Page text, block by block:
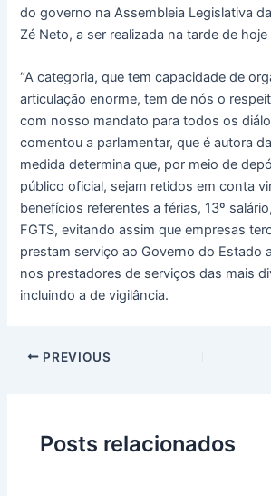
do governo na Assembleia Legislativa
Zé Neto, a ser realizada na tarde de hoje
“A categoria, que tem capacidade de
articulação enorme, tem de nós o
com nosso mandato para todos os
comentou a parlamentar, que é autora
medida determina que, por meio de
público oficial, sejam retidos em conta
benefícios referentes a férias, 13º
FGTS, evitando assim que empresas
prestam serviço ao Governo do Estado
nos prestadores de serviços das mais
incluindo a de vigilância.
PREVIOUS
Posts relacionados